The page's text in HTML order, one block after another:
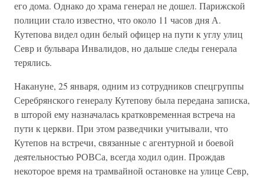
его дома. Однако до храма генерал не дошел. Парижской
полиции стало известно, что около 11 часов дня А.
Кутепова видел один белый офицер на пути к углу улиц
Севр и бульвара Инвалидов, но дальше следы генерала
терялись.
Накануне, 25 января, одним из сотрудников спецгруппы
Серебрянского генералу Кутепову была передана записка,
в шторой ему назначалась кратковременная встреча на
пути к церкви. При этом разведчики учитывали, что
Кутепов на встречи, связанные с агентурной и боевой
деятельностью РОВСа, всегда ходил один. Прождав
некоторое время на трамвайной остановке на улице Севр,